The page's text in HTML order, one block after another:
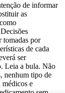
de informar
as
tomadas por
de cada
ser
Leia a bula. Não
nenhum tipo de
médicos e